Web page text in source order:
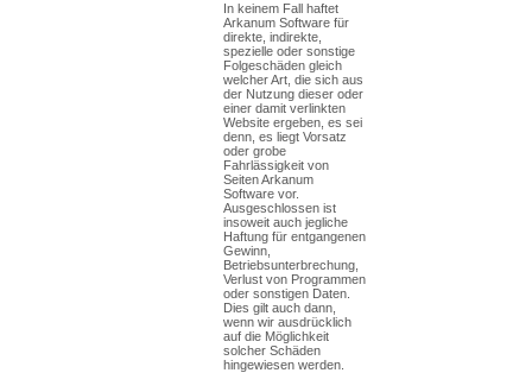
In keinem Fall haftet
Arkanum Software für
direkte, indirekte,
spezielle oder sonstige
Folgeschäden gleich
welcher Art, die sich aus
der Nutzung dieser oder
einer damit verlinkten
Website ergeben, es sei
denn, es liegt Vorsatz
oder grobe
Fahrlässigkeit von
Seiten Arkanum
Software vor.
Ausgeschlossen ist
insoweit auch jegliche
Haftung für entgangenen
Gewinn,
Betriebsunterbrechung,
Verlust von Programmen
oder sonstigen Daten.
Dies gilt auch dann,
wenn wir ausdrücklich
auf die Möglichkeit
solcher Schäden
hingewiesen werden.